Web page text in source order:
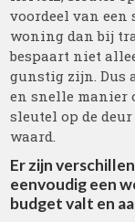
voordeel van
woning dan bij
bespaart niet
gunstig zijn. Dus
en snelle manier
sleutel op de
waard.
Er zijn
eenvoudig een
budget valt en